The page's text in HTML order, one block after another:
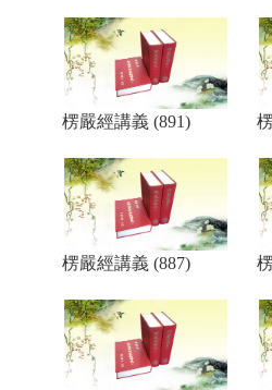
楞嚴經講義 (891)
楞嚴經講義 (887)